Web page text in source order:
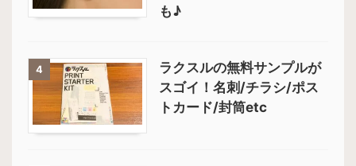
も♪
4
ラクスルの無料サンプルが
スゴイ！名刺/チラシ/ポス
トカード/封筒etc